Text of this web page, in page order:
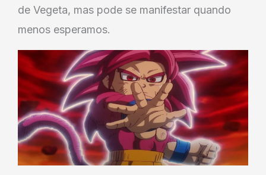
de Vegeta, mas pode se manifestar quando
menos esperamos.